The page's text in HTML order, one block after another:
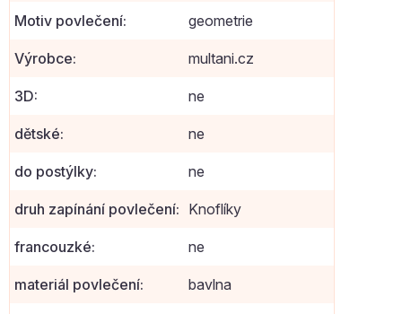
Motiv povlečení: geometrie
Výrobce: multani.cz
3D: ne
dětské: ne
do postýlky: ne
druh zapínání povlečení: Knoflíky
francouzké: ne
materiál povlečení: bavlna